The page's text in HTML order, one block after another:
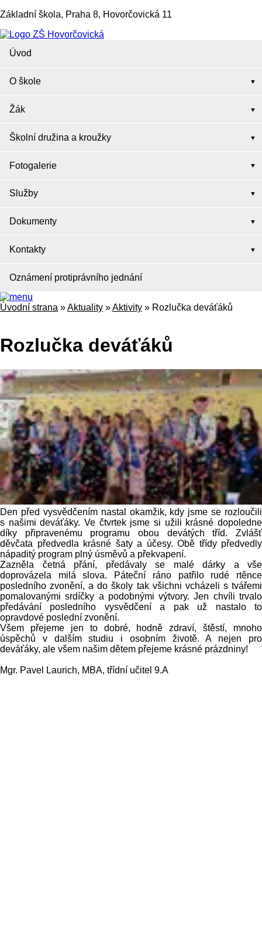
Základní škola, Praha 8, Hovorčovická 11
Úvod
O škole
Žák
Školní družina a kroužky
Fotogalerie
Služby
Dokumenty
Kontakty
Oznámení protiprávního jednání
Úvodní strana »Aktuality »Aktivity » Rozlučka deváťáků
Rozlučka deváťáků
Den před vysvědčením nastal okamžik, kdy jsme se rozloučili
s našimi deváťáky. Ve čtvrtek jsme si užili krásné dopoledne
díky připravenému programu obou devátých tříd. Zvlášť
děvčata předvedla krásné šaty a účesy. Obě třídy předvedly
nápaditý program plný úsměvů a překvapení.
Zazněla četná přání, předávaly se malé dárky a vše
doprovázela milá slova. Páteční ráno patřilo rudé rtěnce
posledního zvonění, a do školy tak všichni vcházeli s tvářemi
pomalovanými srdíčky a podobnými výtvory. Jen chvíli trvalo
předávání posledního vysvědčení a pak už nastalo to
opravdové poslední zvonění.
Všem přejeme jen to dobré, hodně zdraví, štěstí, mnoho
úspěchů v dalším studiu i osobním životě. A nejen pro
deváťáky, ale všem našim dětem přejeme krásné prázdniny!
Mgr. Pavel Laurich, MBA, třídní učitel 9.A